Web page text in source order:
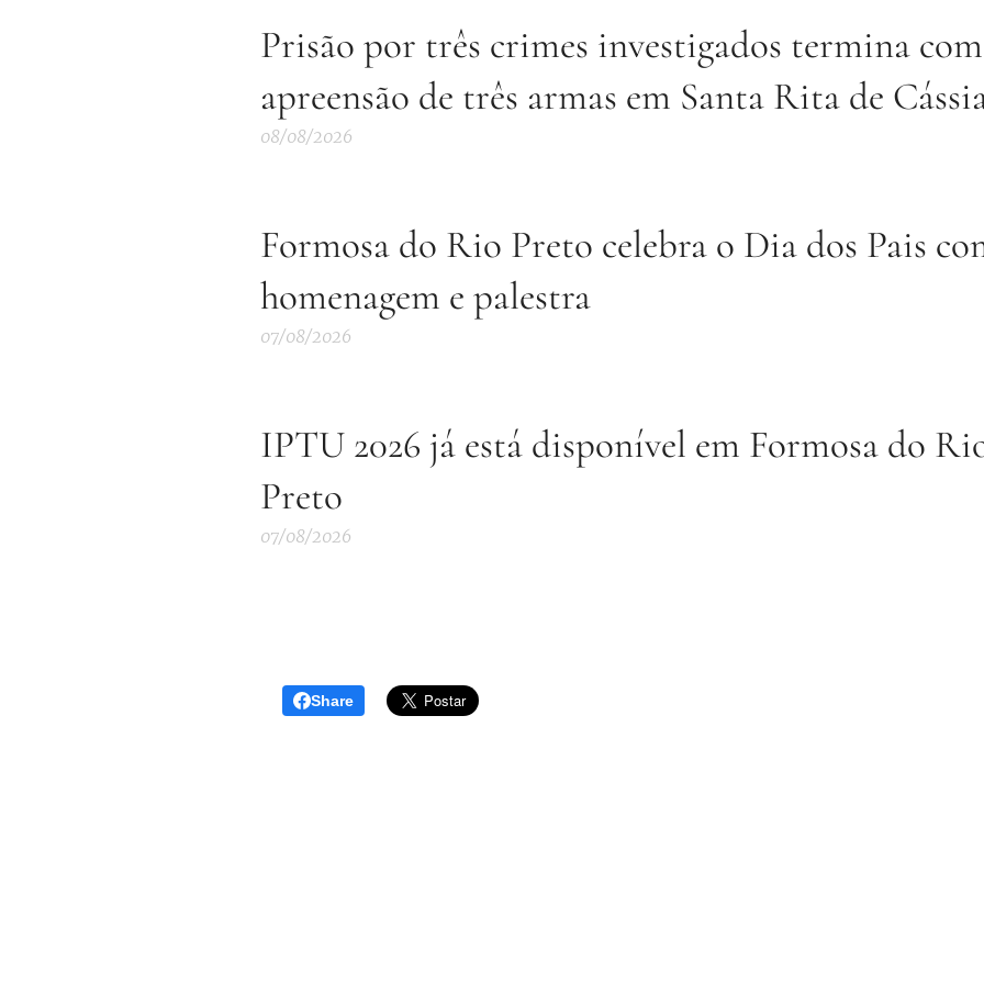
Prisão por três crimes investigados termina com
apreensão de três armas em Santa Rita de
08/08/2026
Formosa do Rio Preto celebra o Dia dos Pais
homenagem e palestra
07/08/2026
IPTU 2026 já está disponível em Formosa do
Preto
07/08/2026
Share